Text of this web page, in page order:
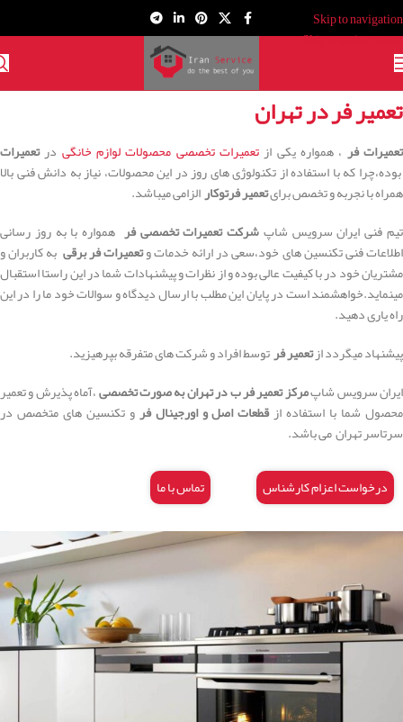
Skip to navigation
Skip to main content
تعمیر فر در تهران
تعمیرات فر ، همواره یکی ازتعمیرات تخصصی محصولات لوازم خانگی درتعمیرات
بوده،چرا که با استفاده از تکنولوژی های روز در این محصولات، نیاز به دانش فنی بالا
همراه با نجربه و تخصص برایتعمیر فرتوکارالزامی میباشد.
تیم فنی ایران سرویس شاپشرکت تعمیرات تخصصی فر همواره با به روز رسانی
اطلاعات فنی تکنسین های خود،سعی در ارائه خدمات وتعمیرات فر برقی به کاربران و
مشتریان خود در با کیفیت عالی بوده و از نظرات و پیشنهادات شما در این راستا استقبال
مینماید.خواهشمند است در پایان این مطلب با ارسال دیدگاه و سوالات خود ما را در این
راه یاری دهید.
پیشنهاد میگردد ازتعمیر فرتوسط افراد و شرکت های متفرقه بپرهیزید.
ایران سرویس شاپمرکز تعمیر فر ب در تهران به صورت تخصصی،آماه پذیرش و تعمیر
محصول شما با استفاده ازقطعات اصل و اورجینال فرو تکنسین های متخصص در
سرتاسر تهران می باشد.
درخواست اعزام کارشناس تماس با ما